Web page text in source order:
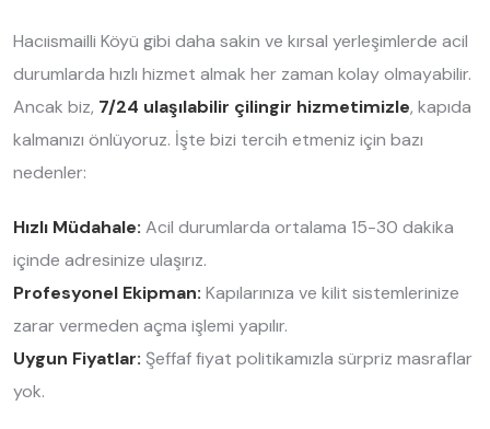
Hacıismailli Köyü gibi daha sakin ve kırsal yerleşimlerde acil
durumlarda hızlı hizmet almak her zaman kolay olmayabilir.
Ancak biz, 7/24 ulaşılabilir çilingir hizmetimizle, kapıda
kalmanızı önlüyoruz. İşte bizi tercih etmeniz için bazı
nedenler:
Hızlı Müdahale: Acil durumlarda ortalama 15-30 dakika
içinde adresinize ulaşırız.
Profesyonel Ekipman: Kapılarınıza ve kilit sistemlerinize
zarar vermeden açma işlemi yapılır.
Uygun Fiyatlar: Şeffaf fiyat politikamızla sürpriz masraflar
yok.